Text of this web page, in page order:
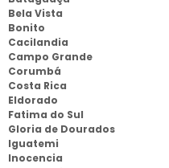
Bela Vista
Bonito
Cacilandia
Campo Grande
Corumbá
Costa Rica
Eldorado
Fatima do Sul
Gloria de Dourados
Iguatemi
Inocencia